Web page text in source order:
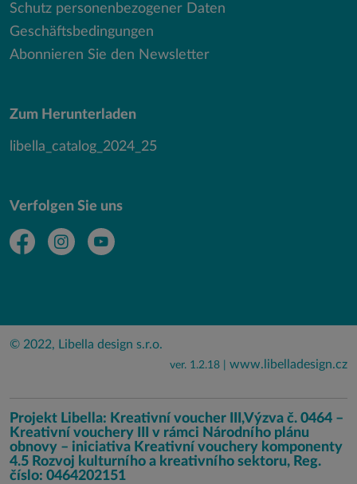
Schutz personenbezogener Daten
Geschäftsbedingungen
Abonnieren Sie den Newsletter
Zum Herunterladen
libella_catalog_2024_25
Verfolgen Sie uns
© 2022, Libella design s.r.o.
ver. 1.2.18 | www.libelladesign.cz
Projekt Libella: Kreativní voucher III,Výzva č. 0464 –
Kreativní vouchery III v rámci Národního plánu
obnovy – iniciativa Kreativní vouchery komponenty
4.5 Rozvoj kulturního a kreativního sektoru, Reg.
číslo: 0464202151